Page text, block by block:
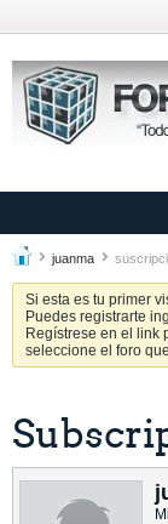
juanma
Si esta es tu primer
Puedes registrarte
Regístrese en el link
seleccione el foro